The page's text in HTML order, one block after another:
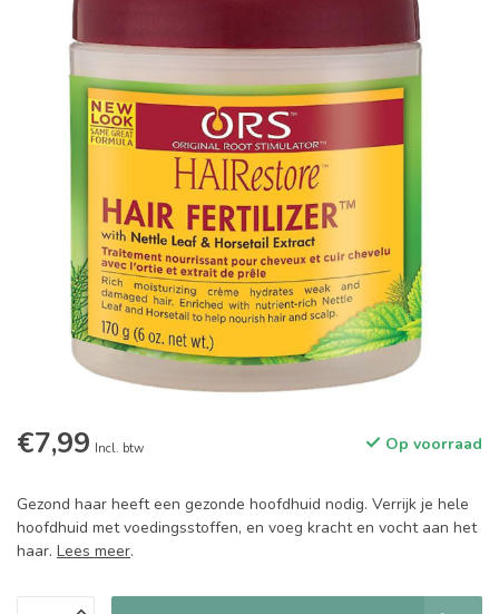
€7,99 Incl. btw Op voorraad
Gezond haar heeft een gezonde hoofdhuid nodig. Verrijk je hele
hoofdhuid met voedingsstoffen, en voeg kracht en vocht aan het
haar. Lees meer.